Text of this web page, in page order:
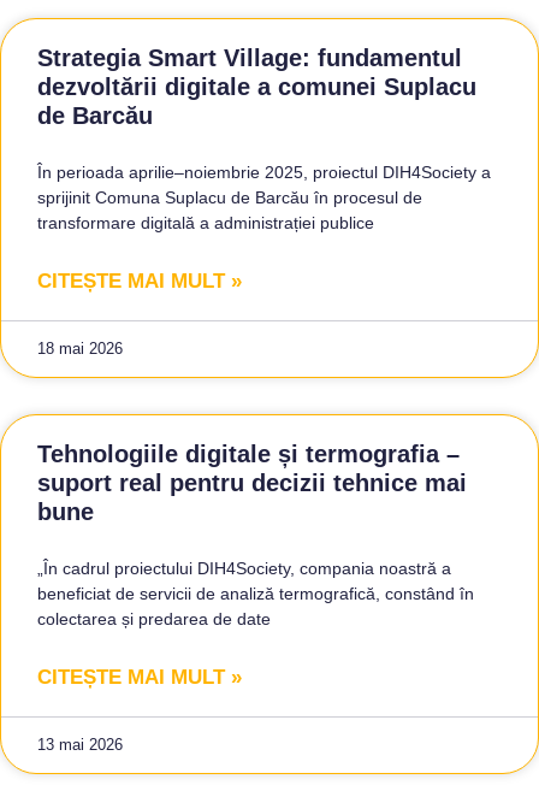
Strategia Smart Village: fundamentul
dezvoltării digitale a comunei Suplacu
de Barcău
În perioada aprilie–noiembrie 2025, proiectul DIH4Society a
sprijinit Comuna Suplacu de Barcău în procesul de
transformare digitală a administrației publice
CITEȘTE MAI MULT »
18 mai 2026
Tehnologiile digitale și termografia –
suport real pentru decizii tehnice mai
bune
„În cadrul proiectului DIH4Society, compania noastră a
beneficiat de servicii de analiză termografică, constând în
colectarea și predarea de date
CITEȘTE MAI MULT »
13 mai 2026